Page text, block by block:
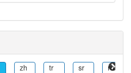
aber mit einem anderen
zh tr sr ru